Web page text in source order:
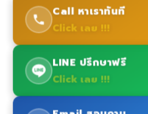
Call หาเราทันที
Click เลย !!!
LINE ปรึกษาฟรี
Click เลย !!!